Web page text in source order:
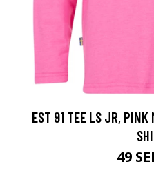
EST 91 TEE LS JR,
49